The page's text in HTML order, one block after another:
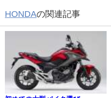
HONDAの関連記事